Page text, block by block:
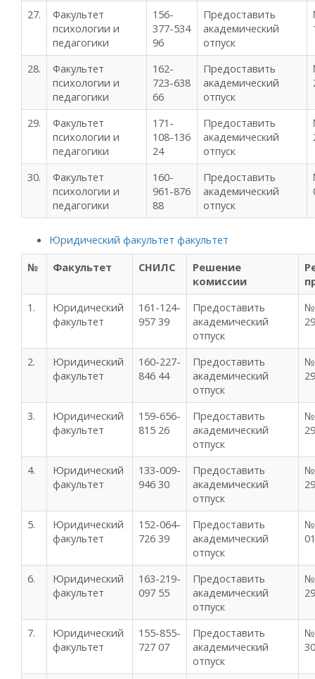
27.
Факультет
психологии и
педагогики
156-
377-534
96
Предоставить
академический
отпуск
28.
Факультет
психологии и
педагогики
162-
723-638
66
Предоставить
академический
отпуск
29.
Факультет
психологии и
педагогики
171-
108-136
24
Предоставить
академический
отпуск
30.
Факультет
психологии и
педагогики
160-
961-876
88
Предоставить
академический
отпуск
Юридический факультет факультет
№
Факультет СНИЛС
Решение
комиссии
1.
Юридический
факультет
161-124-
957 39
Предоставить
академический
отпуск
2.
Юридический
факультет
160-227-
846 44
Предоставить
академический
отпуск
3.
Юридический
факультет
159-656-
815 26
Предоставить
академический
отпуск
4.
Юридический
факультет
133-009-
946 30
Предоставить
академический
отпуск
5.
Юридический
факультет
152-064-
726 39
Предоставить
академический
отпуск
6.
Юридический
факультет
163-219-
097 55
Предоставить
академический
отпуск
7.
Юридический
факультет
155-855-
727 07
Предоставить
академический
отпуск
№